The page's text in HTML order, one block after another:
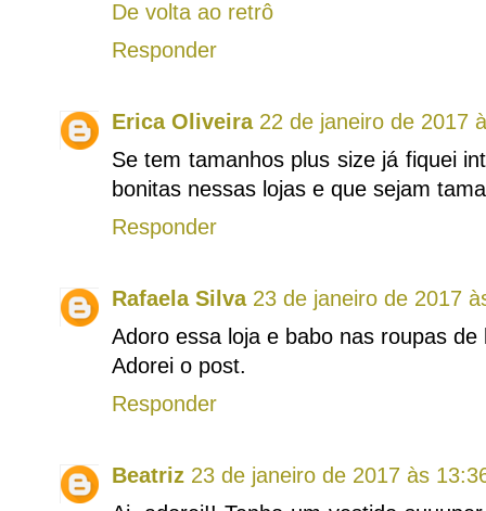
De volta ao retrô
Responder
Erica Oliveira 22 de janeiro de 2017
Se tem tamanhos plus size já fiquei
bonitas nessas lojas e que sejam
Responder
Rafaela Silva 23 de janeiro de 2017
Adoro essa loja e babo nas roupas
Adorei o post.
Responder
Beatriz 23 de janeiro de 2017 às